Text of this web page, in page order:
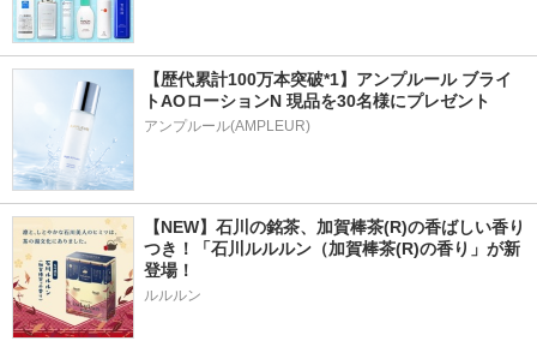
【歴代累計100万本突破*1】アンプルール ブライ
トAOローションN 現品を30名様にプレゼント
アンプルール(AMPLEUR)
【NEW】石川の銘茶、加賀棒茶(R)の香ばしい香り
つき！「石川ルルルン（加賀棒茶(R)の香り」が新
登場！
ルルルン